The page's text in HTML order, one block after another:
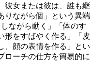
彼女または彼は、誰も継
りながら個」という異端
ながら動く」「体のす
形をすばやく作る」「皮
、顔の表情を作る」とい
ローチの仕方を簡易的に